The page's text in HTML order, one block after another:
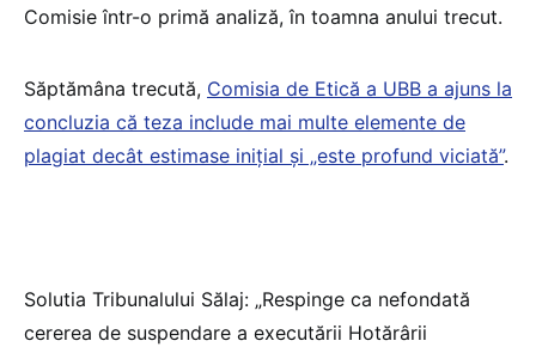
Comisie într-o primă analiză, în toamna anului trecut.
Săptămâna trecută, Comisia de Etică a UBB a ajuns la
concluzia că teza include mai multe elemente de
plagiat decât estimase inițial și „este profund viciată”.
Solutia Tribunalului Sălaj: „Respinge ca nefondată
cererea de suspendare a executării Hotărârii